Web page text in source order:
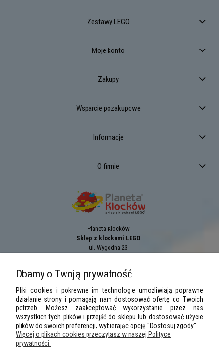
Zestawy LEGO
Moje konto
Zakupy
Wsparcie pozakupowe
Informacje
O firmie
Planeta Klocków
Sklep z klockami LEGO
ul. Wygodna 23
e-mail:sklep@planetaklockow.pl
Dbamy o Twoją prywatność
Pliki cookies i pokrewne im technologie umożliwiają poprawne
działanie strony i pomagają nam dostosować ofertę do Twoich
potrzeb. Możesz zaakceptować wykorzystanie przez nas
wszystkich tych plików i przejść do sklepu lub dostosować użycie
plików do swoich preferencji, wybierając opcję "Dostosuj zgody".
Więcej o plikach cookies przeczytasz w naszej Polityce
prywatności.